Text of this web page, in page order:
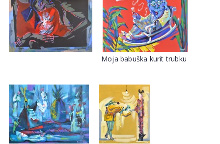
Moja babuška kurit trubku